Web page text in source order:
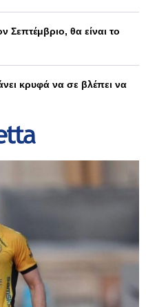
Σεπτέμβριο, θα είναι το
κρυφά να σε βλέπει να